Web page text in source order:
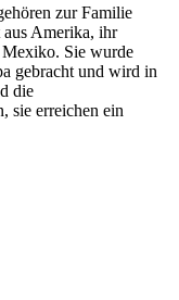
zur Familie
Amerika, ihr
Sie wurde
gebracht und wird in
die
sie erreichen ein